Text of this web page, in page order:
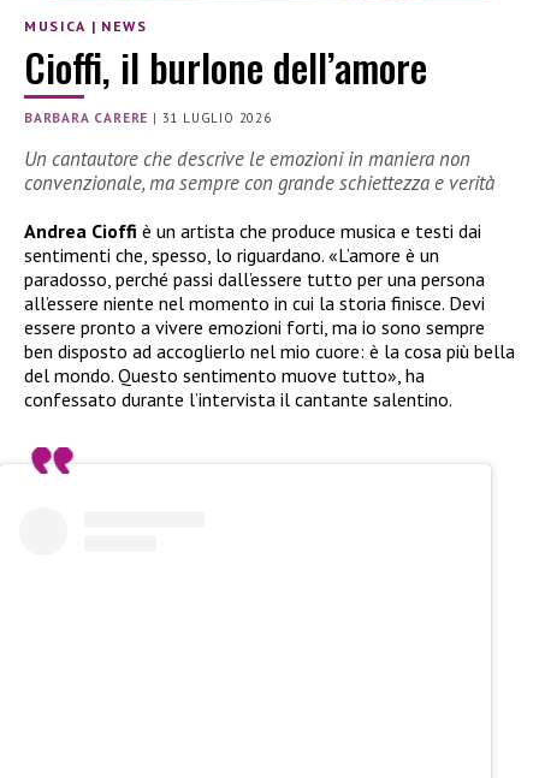
MUSICA | NEWS
Cioffi, il burlone dell’amore
BARBARA CARERE | 31 LUGLIO 2026
Un cantautore che descrive le emozioni in maniera non
convenzionale, ma sempre con grande schiettezza e verità
Andrea Cioffi è un artista che produce musica e testi dai
sentimenti che, spesso, lo riguardano. «L’amore è un
paradosso, perché passi dall’essere tutto per una persona
all’essere niente nel momento in cui la storia finisce. Devi
essere pronto a vivere emozioni forti, ma io sono sempre
ben disposto ad accoglierlo nel mio cuore: è la cosa più bella
del mondo. Questo sentimento muove tutto», ha
confessato durante l’intervista il cantante salentino.